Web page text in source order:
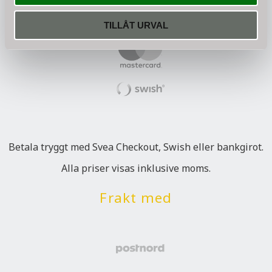
TILLÅT URVAL
Betala tryggt med Svea Checkout, Swish eller bankgirot.
Alla priser visas inklusive moms.
Frakt med